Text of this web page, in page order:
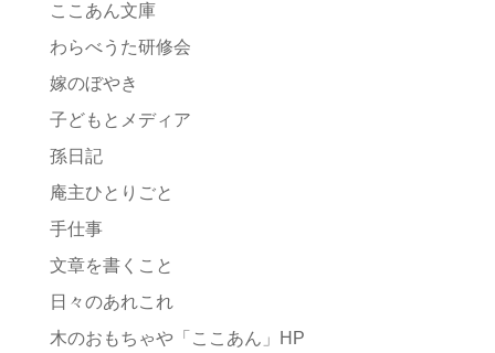
ここあん文庫
わらべうた研修会
嫁のぼやき
子どもとメディア
孫日記
庵主ひとりごと
手仕事
文章を書くこと
日々のあれこれ
木のおもちゃや「ここあん」HP